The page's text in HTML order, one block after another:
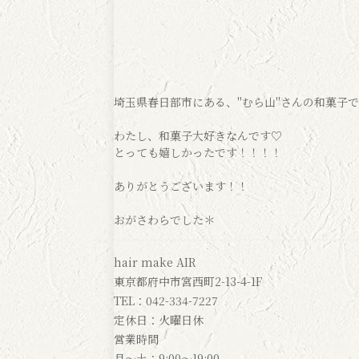
埼玉県春日部市にある、"むら山"さんの和菓子
わたし、和菓子大好きなんです♡
とっても嬉しかったです！！！！
ありがとうございます！！
おがさわらでした＊
hair make AIR
東京都府中市宮西町2-13-4-1F
TEL：042-334-7227
定休日：火曜日休
営業時間